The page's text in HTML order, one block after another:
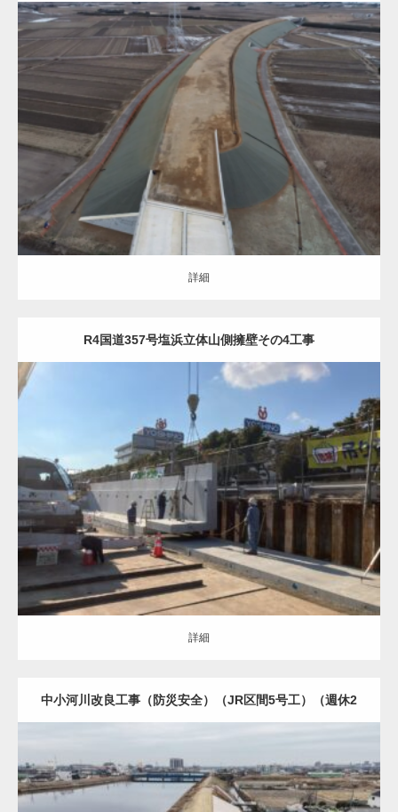
土木・建築（ALL） 道路改良
詳細
詳細
R4国道357号塩浜立体山側擁壁その4工事
土木・建築（ALL） 橋梁
詳細
詳細
中小河川改良工事（防災安全）（JR区間5号工）（週休2